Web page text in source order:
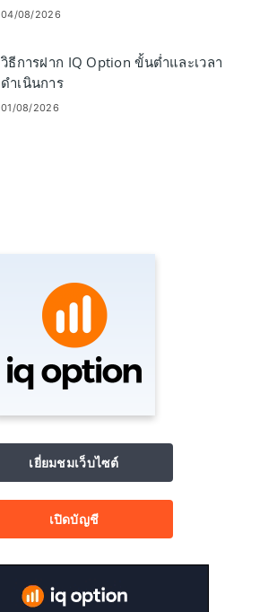
04/08/2026
วิธีการฝาก IQ Option ขั้นต่ำและเวลา
ดำเนินการ
01/08/2026
เยี่ยมชมเว็บไซต์
เปิดบัญชี